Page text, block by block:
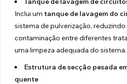
Inclui um tanque de lavagem do
sistema de pulverização,
contaminação entre diferentes
uma limpeza adequada do sistema.
Estrutura de secção pesada
quente